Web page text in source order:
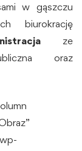
w gąszczu
biurokrację
ze
oraz